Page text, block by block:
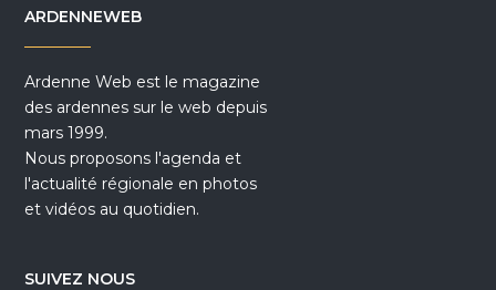
ARDENNEWEB
Ardenne Web est le magazine
des ardennes sur le web depuis
mars 1999.
Nous proposons l'agenda et
l'actualité régionale en photos
et vidéos au quotidien.
SUIVEZ NOUS